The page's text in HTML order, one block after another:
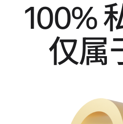
100%
仅属